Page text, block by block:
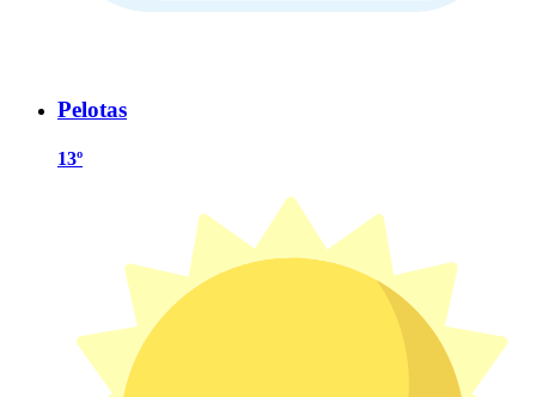
Pelotas
13º